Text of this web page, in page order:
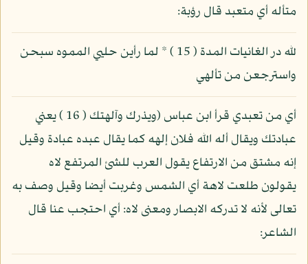
متأله أي متعبد قال رؤبة:
لله در الغانيات المدة ( 15 ) * لما رأين حليي المموه سبحن
واسترجعن من تألهي
أي من تعبدي قرأ ابن عباس (ويذرك وآلهتك ( 16 ) يعني
عبادتك ويقال أله الله فلان إلهه كما يقال عبده عبادة وقيل
إنه مشتق من الارتفاع يقول العرب للشئ المرتفع لاه
يقولون طلعت لاهة أي الشمس وغربت أيضا وقيل وصف به
تعالى لأنه لا تدركه الابصار ومعنى لاه: أي احتجب عنا قال
الشاعر: